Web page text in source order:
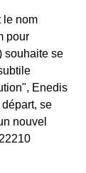
le nom
pour
souhaite se
Enedis
se
nouvel